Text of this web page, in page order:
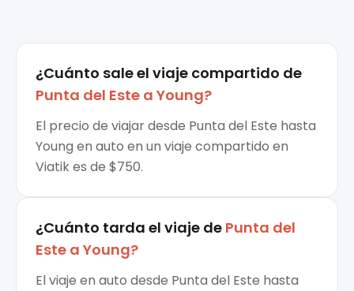
¿Cuánto sale el viaje compartido de
Punta del Este a Young?
El precio de viajar desde Punta del Este hasta
Young en auto en un viaje compartido en
Viatik es de $750.
¿Cuánto tarda el viaje de Punta del
Este a Young?
El viaje en auto desde Punta del Este hasta